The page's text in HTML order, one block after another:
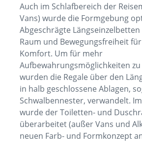
Auch im Schlafbereich der
Vans) wurde die Formgebung
Abgeschrägte
Raum und Bewegungsfreiheit
Komfort. Um für mehr
Aufbewahrungsmöglichkeiten
wurden die Regale über den
in halb geschlossene Ablagen,
Schwalbennester, verwandelt.
wurde der Toiletten- und
überarbeitet (außer Vans und
neuen Farb- und Formkonzept